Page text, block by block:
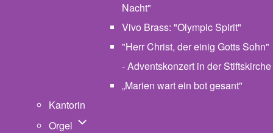
Nacht"
Vivo Brass: "Olympic Spirit"
"Herr Christ, der einig Gotts Sohn"
- Adventskonzert in der Stiftskirche
„Marien wart ein bot gesant"
Kantorin
Orgel Unternavigation von Orgel